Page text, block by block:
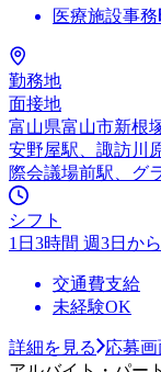
医療施設事務
勤務地
面接地
富山県富山市新根
安野屋駅、諏訪川
際会議場前駅、グ
シフト
1日3時間 週3日か
交通費支給
未経験OK
詳細を見る
応募